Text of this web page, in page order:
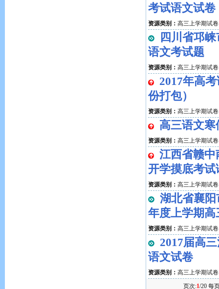
考试语文试卷
资源类别： 高三上学期试卷
四川省邛
语文考试题
资源类别： 高三上学期试卷
2017年高
份打包）
资源类别： 高三上学期试卷
高三语文
资源类别： 高三上学期试卷
江西省赣中
开学摸底考试
资源类别： 高三上学期试卷
湖北省襄阳
年度上学期
资源类别： 高三上学期试卷
2017届高
语文试卷
资源类别： 高三上学期试卷
页次:1/20 每